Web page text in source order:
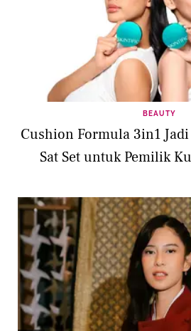
BEAUTY
Cushion Formula 3in1
Sat Set untuk Pemilik